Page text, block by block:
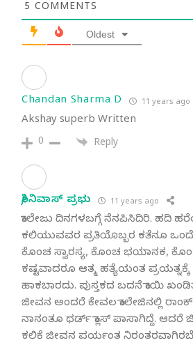
5 COMMENTS
Oldest
Chandan Sharma D 11 years ago
Akshay superb Written
0 Reply
ಶ್ರೀನಿವಾಸ್ ಪ್ರಭು 11 years ago
ಕಾಲೇಜು ದಿನಗಳಬಗ್ಗೆ ನೆನಪಿಸಿದಿರಿ. ಹದಿ
ಕಲಿಯುವವರ ಪ್ರತಿಯೊಬ್ಬರ ಕತೆನೂ
ಕೊಂಚ ಸ್ವಾರಸ್ಯ, ಕೊಂಚ ಭಯಾನಕ,
ಕಷ್ಟವಾದರೂ ಆತ್ಮ ಹತ್ಯೆಯಂತ
ಹಾಕಬಾರದು. ಪುಸ್ತಕದ ಬದನೆ ಕಾಯಿ
ಜೀವನ ಅಂದರೆ ಕೇವಲ ಕಾಲೇಜಿನಲ್ಲಿ ರಾಂಕ್
ನಾನಂತೂ ಥರ್ಡ್ ಕ್ಲಾಸ್ ಪಾಸಾಗಿದ್ದೆ. ಆದರೆ
ಕಲಿಕೆ ಜೀವನ ಪರ್ಯಂತ